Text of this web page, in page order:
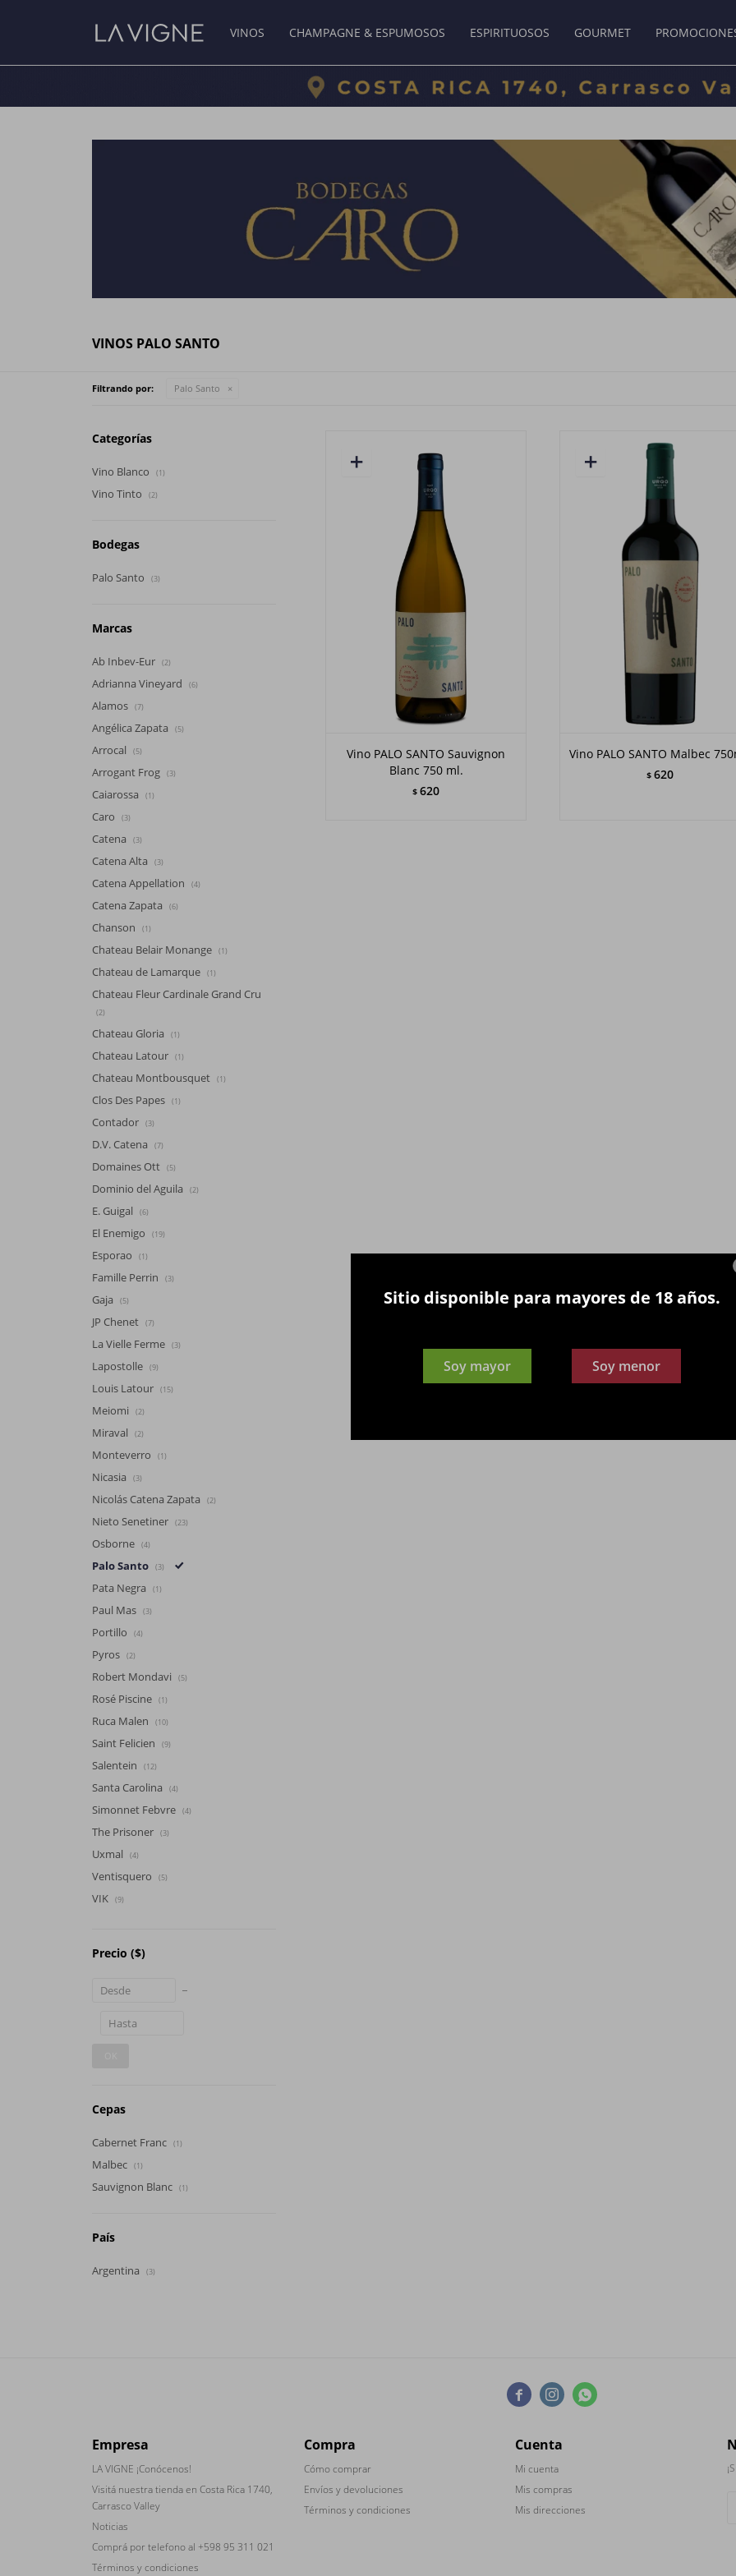
Sitio disponible para mayores de 18 años.
Soy mayor Soy menor
VINOS CHAMPAGNE & ESPUMOSOS ESPIRITUOSOS GOURMET
VINOS PALO SANTO
Filtrando por: Palo Santo
Vino PALO SANTO Sauvignon
Blanc 750 ml.
$ 620
Vino PALO SANTO Malbec
$ 620
Categorías
Vino Blanco (1)
Vino Tinto (2)
Marcas
Ab Inbev-Eur (2)
Adrianna Vineyard (6)
Alamos (7)
Angélica Zapata (5)
Arrocal (5)
Arrogant Frog (3)
Caiarossa (1)
Caro (3)
Catena (3)
Catena Alta (3)
Catena Appellation (4)
Catena Zapata (6)
Chanson (1)
Chateau Belair Monange (1)
Chateau de Lamarque (1)
Chateau Fleur Cardinale Grand Cru
(2)
Chateau Gloria (1)
Chateau Latour (1)
Chateau Montbousquet (1)
Clos Des Papes (1)
Contador (3)
D.V. Catena (7)
Domaines Ott (5)
Dominio del Aguila (2)
E. Guigal (6)
El Enemigo (19)
Esporao (1)
Famille Perrin (3)
Gaja (5)
JP Chenet (7)
La Vielle Ferme (3)
Lapostolle (9)
Louis Latour (15)
Meiomi (2)
Miraval (2)
Monteverro (1)
Nicasia (3)
Nicolás Catena Zapata (2)
Nieto Senetiner (23)
Osborne (4)
Palo Santo (3)
Pata Negra (1)
Paul Mas (3)
Portillo (4)
Pyros (2)
Robert Mondavi (5)
Rosé Piscine (1)
Ruca Malen (10)
Saint Felicien (9)
Salentein (12)
Santa Carolina (4)
Simonnet Febvre (4)
The Prisoner (3)
Uxmal (4)
Ventisquero (5)
VIK (9)
Precio ($)
Bodegas
Palo Santo (3)
Cepas
Cabernet Franc (1)
Malbec (1)
Sauvignon Blanc (1)
País
Argentina (3)
  
Empresa
LA VIGNE ¡Conócenos!
Visitá nuestra tienda en Costa Rica 1740,
Carrasco Valley
Noticias
Comprá por telefono al +598 95 311 021
Términos y condiciones
Compra
Cómo comprar
Envíos y devoluciones
Términos y condiciones
Cuenta
Mi cuenta
Mis compras
Mis direcciones